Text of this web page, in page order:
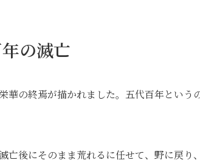
の滅亡
華の終焉が描かれました。五代百年という
亡後にそのまま荒れるに任せて、野に戻り